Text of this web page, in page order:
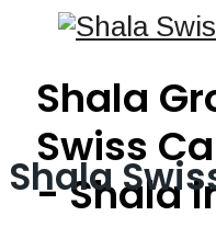
Shala
Swiss
- Shala
Shala